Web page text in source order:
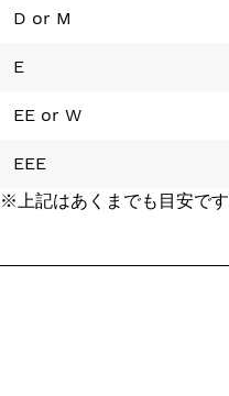
D or M
E
EE or W
EEE
※上記はあくまでも目安です